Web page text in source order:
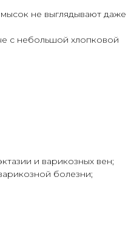
не выглядывают даже
с небольшой хлопковой
и варикозных вен;
болезни;